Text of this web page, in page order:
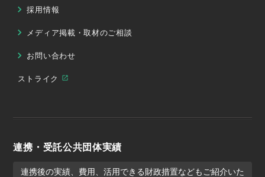
採用情報
メディア掲載・取材のご相談
お問い合わせ
ストライク
連携・受託公共団体実績
連携後の実績、費用、活用できる財政措置などもご紹介いた